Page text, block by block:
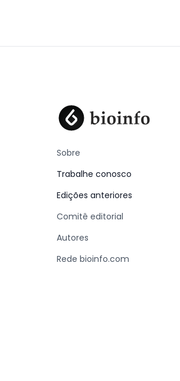
Sobre
Trabalhe conosco
Edições anteriores
Comitê editorial
Autores
Rede bioinfo.com